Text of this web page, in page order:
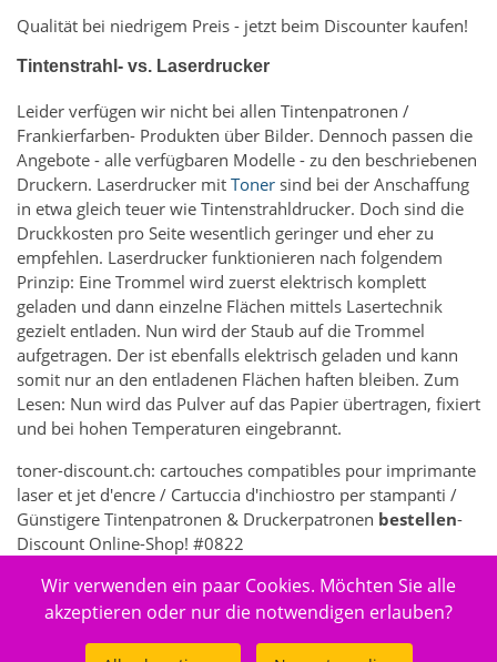
Qualität bei niedrigem Preis - jetzt beim Discounter kaufen!
Tintenstrahl- vs. Laserdrucker
Leider verfügen wir nicht bei allen Tintenpatronen /
Frankierfarben- Produkten über Bilder. Dennoch passen die
Angebote - alle verfügbaren Modelle - zu den beschriebenen
Druckern. Laserdrucker mit Toner sind bei der Anschaffung
in etwa gleich teuer wie Tintenstrahldrucker. Doch sind die
Druckkosten pro Seite wesentlich geringer und eher zu
empfehlen. Laserdrucker funktionieren nach folgendem
Prinzip: Eine Trommel wird zuerst elektrisch komplett
geladen und dann einzelne Flächen mittels Lasertechnik
gezielt entladen. Nun wird der Staub auf die Trommel
aufgetragen. Der ist ebenfalls elektrisch geladen und kann
somit nur an den entladenen Flächen haften bleiben. Zum
Lesen: Nun wird das Pulver auf das Papier übertragen, fixiert
und bei hohen Temperaturen eingebrannt.
toner-discount.ch: cartouches compatibles pour imprimante
laser et jet d'encre / Cartuccia d'inchiostro per stampanti /
Günstigere Tintenpatronen & Druckerpatronen bestellen-
Discount Online-Shop! #0822
5261 - Elektronik > Drucken, Kopieren, Scannen & Faxen >
Zubehör Drucker, Kopierer & Faxgeräte > Drucker-
Wir verwenden ein paar Cookies. Möchten Sie alle
akzeptieren oder nur die notwendigen erlauben?